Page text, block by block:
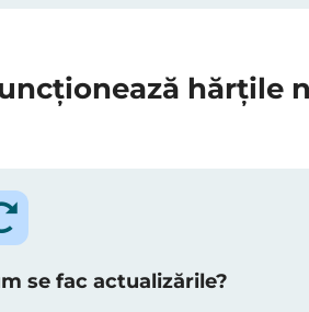
hărțile
se fac actualizările?